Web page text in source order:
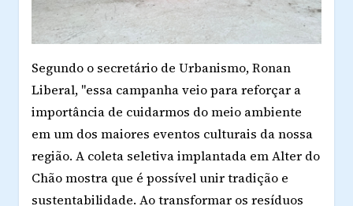
Segundo o secretário de Urbanismo,Ronan
Liberal, "essa campanha veio para reforçar a
importância de cuidarmos do meio ambiente
em um dos maiores eventos culturais da nossa
região. A coleta seletiva implantada em Alter do
Chão mostra que é possível unir tradição e
sustentabilidade. Ao transformar os resíduos